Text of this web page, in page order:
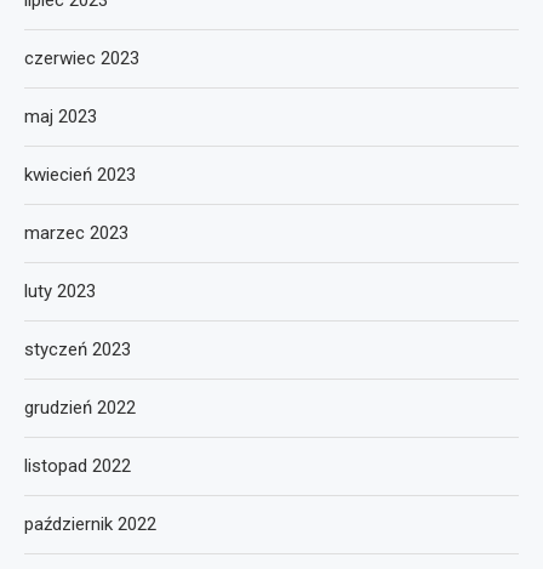
czerwiec 2023
maj 2023
kwiecień 2023
marzec 2023
luty 2023
styczeń 2023
grudzień 2022
listopad 2022
październik 2022